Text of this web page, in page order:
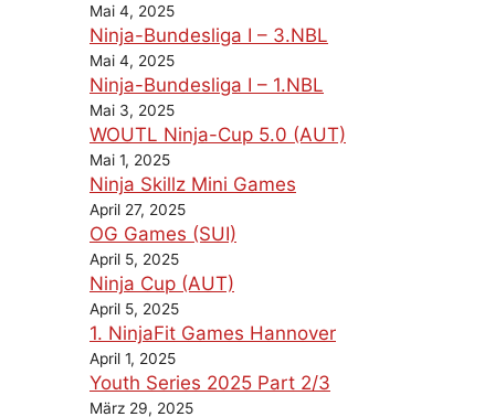
Mai 4, 2025
Ninja-Bundesliga I – 3.NBL
Mai 4, 2025
Ninja-Bundesliga I – 1.NBL
Mai 3, 2025
WOUTL Ninja-Cup 5.0 (AUT)
Mai 1, 2025
Ninja Skillz Mini Games
April 27, 2025
OG Games (SUI)
April 5, 2025
Ninja Cup (AUT)
April 5, 2025
1. NinjaFit Games Hannover
April 1, 2025
Youth Series 2025 Part 2/3
März 29, 2025